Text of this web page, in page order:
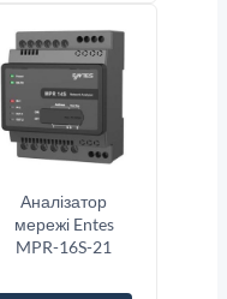
Аналізатор
мережі Entes
MPR-16S-21